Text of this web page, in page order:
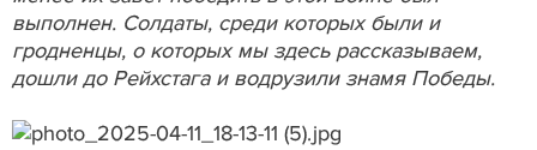
выполнен. Солдаты, среди которых были и
гродненцы, о которых мы здесь рассказываем,
дошли до Рейхстага и водрузили знамя Победы.